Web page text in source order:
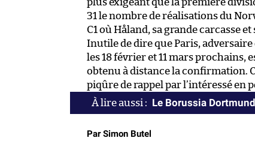
plus exigeant que la première
31 le nombre de réalisations du
C1 où Håland, sa grande carcasse
Inutile de dire que Paris,
les 18 février et 11 mars prochains,
obtenu à distance la confirmation.
piqûre de rappel par l’intéressé en
Le Borussia
Par Simon Butel